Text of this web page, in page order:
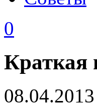
0
Краткая
08.04.2013